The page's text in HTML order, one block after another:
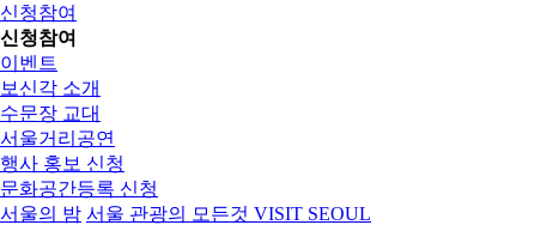
신청참여
신청참여
이벤트
보신각 소개
수문장 교대
서울거리공연
행사 홍보 신청
문화공간등록 신청
서울의 밤 서울 관광의 모든것 VISIT SEOUL